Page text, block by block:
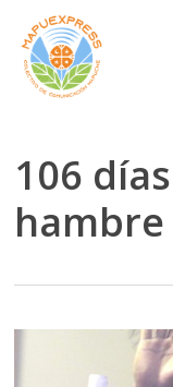
Skip
main
106
hambre